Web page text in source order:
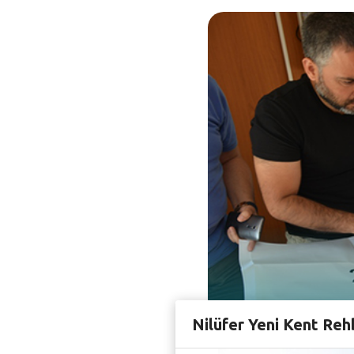
Nilüfer Yeni Kent